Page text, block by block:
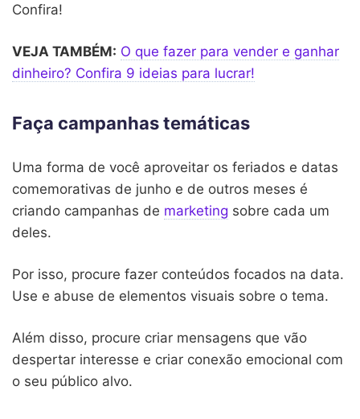
Confira!
VEJA TAMBÉM: O que fazer para vender e ganhar
dinheiro? Confira 9 ideias para lucrar!
Faça campanhas temáticas
Uma forma de você aproveitar os feriados e datas
comemorativas de junho e de outros meses é
criando campanhas de marketing sobre cada um
deles.
Por isso, procure fazer conteúdos focados na data.
Use e abuse de elementos visuais sobre o tema.
Além disso, procure criar mensagens que vão
despertar interesse e criar conexão emocional com
o seu público alvo.